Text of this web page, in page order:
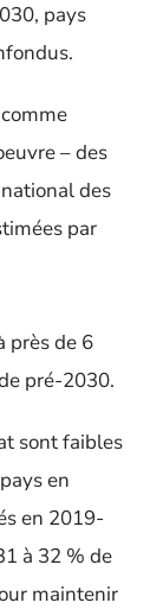
pays
– des
des
par
près de 6
pré-2030.
sont faibles
en
en 2019-
à 32 % de
maintenir